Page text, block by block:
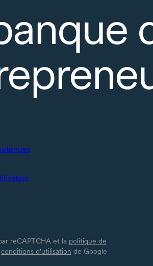
reCAPTCHA et la politique de
conditions d'utilisation de Google